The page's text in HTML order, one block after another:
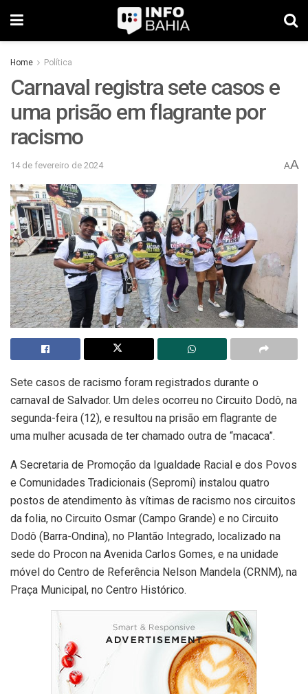
Home Política
Carnaval registra sete casos e
uma prisão em flagrante por
racismo
14 de fevereiro de 2024 AA
Sete casos de racismo foram registrados durante o
carnaval de Salvador. Um deles ocorreu no Circuito Dodô, na
segunda-feira (12), e resultou na prisão em flagrante de
uma mulher acusada de ter chamado outra de “macaca”.
A Secretaria de Promoção da Igualdade Racial e dos Povos
e Comunidades Tradicionais (Sepromi) instalou quatro
postos de atendimento às vítimas de racismo nos circuitos
da folia, no Circuito Osmar (Campo Grande) e no Circuito
Dodô (Barra-Ondina), no Plantão Integrado, localizado na
sede do Procon na Avenida Carlos Gomes, e na unidade
móvel do Centro de Referência Nelson Mandela (CRNM), na
Praça Municipal, no Centro Histórico.